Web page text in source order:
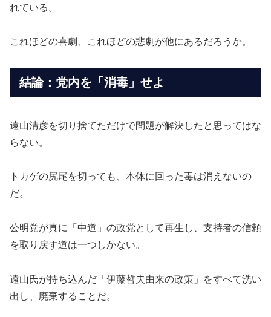
れている。
これほどの喜劇、これほどの悲劇が他にあるだろうか。
結論：党内を「消毒」せよ
遠山清彦を切り捨てただけで問題が解決したと思ってはな
らない。
トカゲの尻尾を切っても、本体に回った毒は消えないの
だ。
公明党が真に「中道」の政党として再生し、支持者の信頼
を取り戻す道は一つしかない。
遠山氏が持ち込んだ「伊藤哲夫由来の政策」をすべて洗い
出し、廃棄することだ。